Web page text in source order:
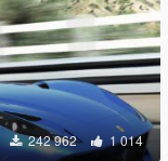
242 962 1 014